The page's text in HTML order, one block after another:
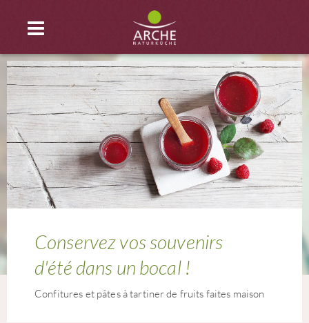
Conservez vos souvenirs
d'été dans un bocal !
Confitures et pâtes à tartiner de fruits faites maison